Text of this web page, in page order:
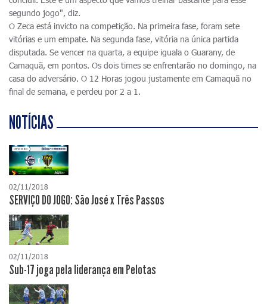
segundo jogo", diz.
O Zeca está invicto na competição. Na primeira fase, foram sete
vitórias e um empate. Na segunda fase, vitória na única partida
disputada. Se vencer na quarta, a equipe iguala o Guarany, de
Camaquã, em pontos. Os dois times se enfrentarão no domingo, na
casa do adversário. O 12 Horas jogou justamente em Camaquã no
final de semana, e perdeu por 2 a 1.
NOTÍCIAS
02/11/2018
SERVIÇO DO JOGO: São José x Três Passos
02/11/2018
Sub-17 joga pela liderança em Pelotas